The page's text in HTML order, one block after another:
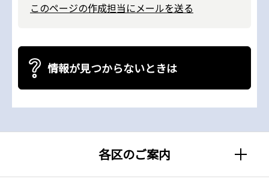
このページの作成担当にメールを送る
情報が見つからないときは
各区のご案内